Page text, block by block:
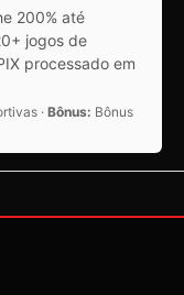
200% até
jogos de
processado em
·Bônus: Bônus